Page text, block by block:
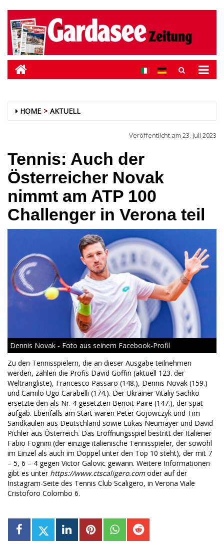
HOME AKTUELL
Veröffentlicht am 23. Juli 2023
Tennis: Auch der
Österreicher Novak
nimmt am ATP 100
Challenger in Verona teil
Dennis Novak - Foto aus seinem Facebook-Profil
Zu den Tennisspielern, die an dieser Ausgabe teilnehmen
werden, zählen die Profis David Goffin (aktuell 123. der
Weltrangliste), Francesco Passaro (148.), Dennis Novak (159.)
und Camilo Ugo Carabelli (174.). Der Ukrainer Vitaliy Sachko
ersetzte den als Nr. 4 gesetzten Benoit Paire (147.), der spät
aufgab. Ebenfalls am Start waren Peter Gojowczyk und Tim
Sandkaulen aus Deutschland sowie Lukas Neumayer und David
Pichler aus Österreich. Das Eröffnungsspiel bestritt der Italiener
Fabio Fognini (der einzige italienische Tennisspieler, der sowohl
im Einzel als auch im Doppel unter den Top 10 steht), der mit 7
– 5, 6 – 4 gegen Victor Galovic gewann. Weitere Informationen
gibt es unter https://www.ctscaligero.comoder auf der
Instagram-Seite des Tennis Club Scaligero, in Verona Viale
Cristoforo Colombo 6.